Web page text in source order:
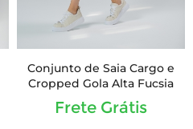
Conjunto de Saia Cargo e
Cropped Gola Alta Fucsia
Frete Grátis